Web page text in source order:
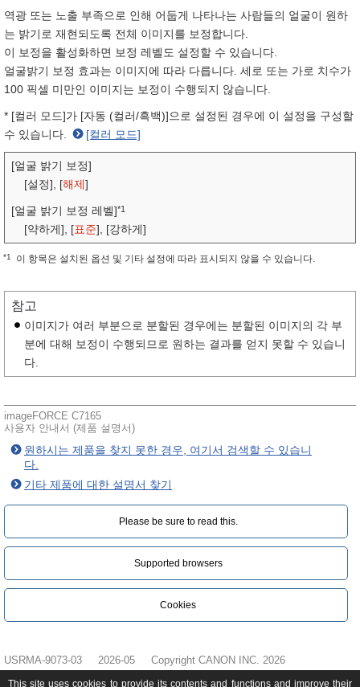
역광 또는 노출 부족으로 인해 어둡게 나타나는 사람들의 얼굴이 원하
는 밝기로 재현되도록 전체 이미지를 보정합니다.
이 보정을 활성화하면 보정 레벨도 설정할 수 있습니다.
얼굴밝기 보정 효과는 이미지에 따라 다릅니다. 세로 또는 가로 치수가
100 픽셀 미만인 이미지는 보정이 수행되지 않습니다.
* [컬러 모드]가 [자동 (컬러/흑백)]으로 설정된 경우에 이 설정을 구성할
수 있습니다.
[컬러 모드]
[얼굴 밝기 보정]
[설정], [해제]
[얼굴 밝기 보정 레벨]*1
[약하게], [표준], [강하게]
*1 이 항목은 설치된 옵션 및 기타 설정에 따라 표시되지 않을 수 있습니다.
참고
이미지가 여러 부분으로 분할된 경우에는 분할된 이미지의 각 부
분에 대해 보정이 수행되므로 원하는 결과를 얻지 못할 수 있습니
다.
imageFORCE C7165
사용자 안내서 (제품 설명서)
원하시는 제품을 찾지 못한 경우, 여기서 검색할 수 있습니
다.
기타 제품에 대한 설명서 찾기
Please be sure to read this.‎
Supported browsers
Cookies
USRMA-9073-03 2026-05 Copyright CANON INC. 2026
This site uses cookies to provide its contents and functions and improve their